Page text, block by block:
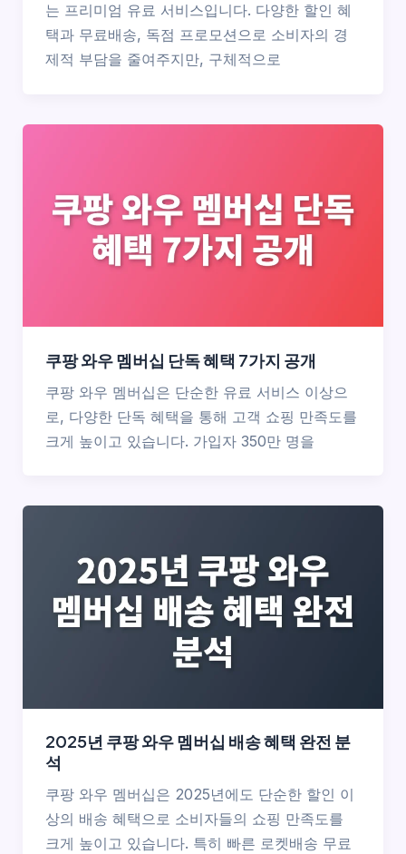
는 프리미엄 유료 서비스입니다. 다양한 할인 혜
택과 무료배송, 독점 프로모션으로 소비자의 경
제적 부담을 줄여주지만, 구체적으로
쿠팡 와우 멤버십 단독 혜택 7가지 공개
쿠팡 와우 멤버십은 단순한 유료 서비스 이상으
로, 다양한 단독 혜택을 통해 고객 쇼핑 만족도를
크게 높이고 있습니다. 가입자 350만 명을
2025년 쿠팡 와우 멤버십 배송 혜택 완전 분
석
쿠팡 와우 멤버십은 2025년에도 단순한 할인 이
상의 배송 혜택으로 소비자들의 쇼핑 만족도를
크게 높이고 있습니다. 특히 빠른 로켓배송 무료